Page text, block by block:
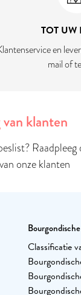
TOT UW
en
mail of
klanten
Raadpleeg
onze klanten
Classificatie